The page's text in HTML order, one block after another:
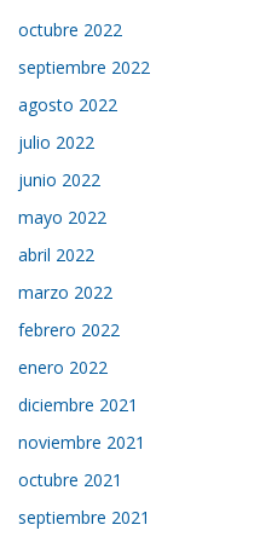
octubre 2022
septiembre 2022
agosto 2022
julio 2022
junio 2022
mayo 2022
abril 2022
marzo 2022
febrero 2022
enero 2022
diciembre 2021
noviembre 2021
octubre 2021
septiembre 2021